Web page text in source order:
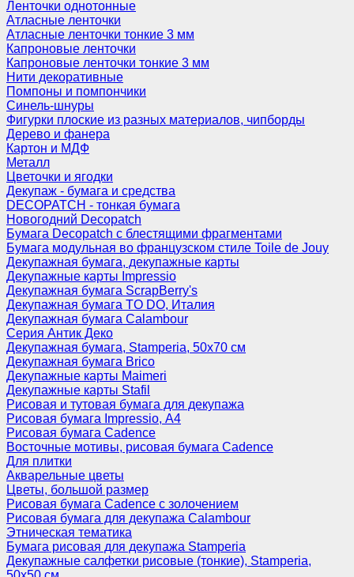
Ленточки однотонные
Атласные ленточки
Атласные ленточки тонкие 3 мм
Капроновые ленточки
Капроновые ленточки тонкие 3 мм
Нити декоративные
Помпоны и помпончики
Синель-шнуры
Фигурки плоские из разных материалов, чипборды
Дерево и фанера
Картон и МДФ
Металл
Цветочки и ягодки
Декупаж - бумага и средства
DECOPATCH - тонкая бумага
Новогодний Decopatch
Бумага Decopatch с блестящими фрагментами
Бумага модульная во французском стиле Toile de Jouy
Декупажная бумага, декупажные карты
Декупажные карты Impressio
Декупажная бумага ScrapBerry's
Декупажная бумага TO DO, Италия
Декупажная бумага Calambour
Серия Антик Деко
Декупажная бумага, Stamperia, 50х70 см
Декупажная бумага Brico
Декупажные карты Maimeri
Декупажные карты Stafil
Рисовая и тутовая бумага для декупажа
Рисовая бумага Impressio, А4
Рисовая бумага Cadence
Восточные мотивы, рисовая бумага Cadence
Для плитки
Акварельные цветы
Цветы, большой размер
Рисовая бумага Cadence c золочением
Рисовая бумага для декупажа Calambour
Этническая тематика
Бумага рисовая для декупажа Stamperia
Декупажные салфетки рисовые (тонкие), Stamperia,